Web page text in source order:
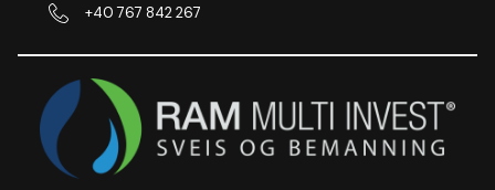
+40 767 842 267